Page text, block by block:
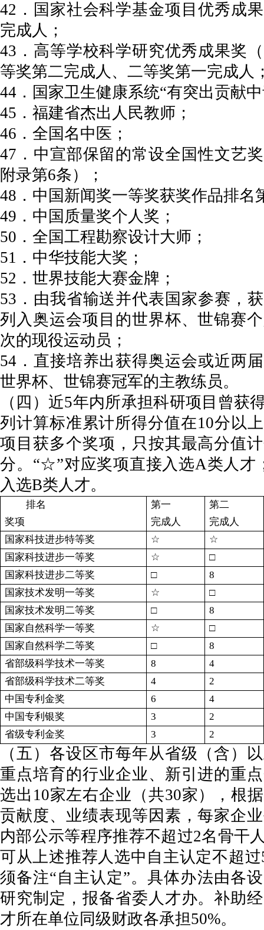
42．国家社会科学基金项目优秀成
完成人；
43．高等学校科学研究优秀成果奖
等奖第二完成人、二等奖第一完成人
44．国家卫生健康系统“有突出贡献
45．福建省杰出人民教师；
46．全国名中医；
47．中宣部保留的常设全国性文艺
附录第6条）；
48．中国新闻奖一等奖获奖作品排名
49．中国质量奖个人奖；
50．全国工程勘察设计大师；
51．中华技能大奖；
52．世界技能大赛金牌；
53．由我省输送并代表国家参赛，
列入奥运会项目的世界杯、世锦赛
次的现役运动员；
54．直接培养出获得奥运会或近两
世界杯、世锦赛冠军的主教练员。
（四）近5年内所承担科研项目曾获
列计算标准累计所得分值在10分以
项目获多个奖项，只按其最高分值
分。“☆”对应奖项直接入选A类人才
入选B类人才。
排名
奖项
第一
完成人
第二
完成人
国家科技进步特等奖
☆
☆
国家科技进步一等奖
☆
□
国家科技进步二等奖
□
8
国家技术发明一等奖
☆
□
国家技术发明二等奖
□
8
国家自然科学一等奖
☆
□
国家自然科学二等奖
□
8
省部级科学技术一等奖
8
4
省部级科学技术二等奖
4
2
中国专利金奖
6
4
中国专利银奖
3
2
省级专利金奖
3 2
（五）各设区市每年从省级（含）
重点培育的行业企业、新引进的重
选出10家左右企业（共30家），根
贡献度、业绩表现等因素，每家企
内部公示等程序推荐不超过2名骨干
可从上述推荐人选中自主认定不超
须备注“自主认定”。具体办法由各
研究制定，报备省委人才办。补助
才所在单位同级财政各承担50%。